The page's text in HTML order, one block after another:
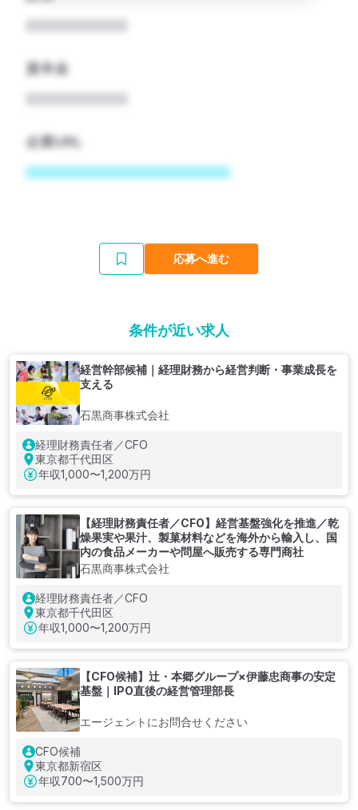
資本金
企業URL
応募へ進む
条件が近い求人
経営幹部候補｜経理財務から経営判断・事業成長を
支える
石黒商事株式会社
経理財務責任者／CFO
東京都千代田区
年収1,000〜1,200万円
【経理財務責任者／CFO】経営基盤強化を推進／乾
燥果実や果汁、製菓材料などを海外から輸入し、国
内の食品メーカーや問屋へ販売する専門商社
石黒商事株式会社
経理財務責任者／CFO
東京都千代田区
年収1,000〜1,200万円
【CFO候補】辻・本郷グループ×伊藤忠商事の安定
基盤｜IPO直後の経営管理部長
エージェントにお問合せください
CFO候補
東京都新宿区
年収700〜1,500万円